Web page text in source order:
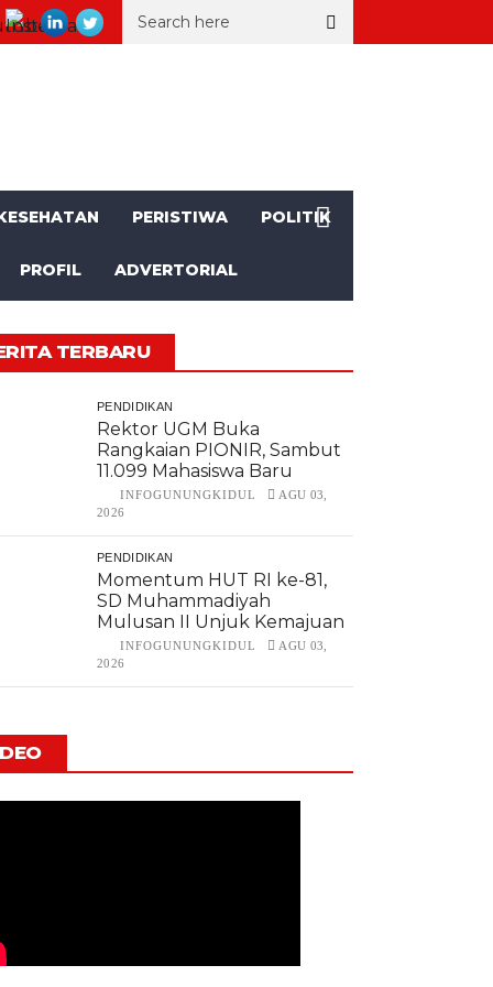
SD Muhammadiyah Mulusan II Unjuk Kemajuan
PERISTIWA POLITIK
PROFIL ADVERTORIAL
TERBARU
PENDIDIKAN
Rektor UGM Buka
Rangkaian PIONIR, Sambut
11.099 Mahasiswa Baru
INFOGUNUNGKIDUL
AGU 03,
2026
PENDIDIKAN
Momentum HUT RI ke-81,
SD Muhammadiyah
Mulusan II Unjuk Kemajuan
INFOGUNUNGKIDUL
AGU 03,
2026